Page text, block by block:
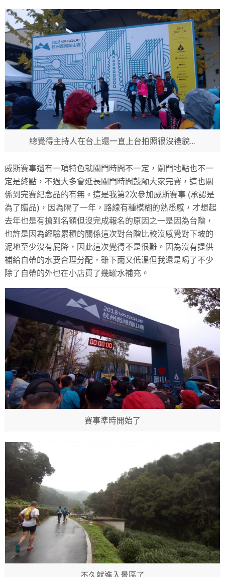
總覺得主持人在台上還一直上台拍照很沒禮貌…
威斯賽事還有一項特色就關門時間不一定，關門地點也不一
定是終點，不過大多會延長關門時間鼓勵大家完賽，這也關
係到完賽紀念品的有無。這是我第2次參加威斯賽事 (承認是
為了贈品)，因為隔了一年，路線有種模糊的熟悉感，才想起
去年也是有搶到名額但沒完成報名的原因之一是因為台階，
也許是因為經驗累積的關係這次對台階比較沒感覺對下坡的
泥地至少沒有屁降，因此這次覺得不是很難。因為沒有提供
補給自帶的水要合理分配，雖下雨又低溫但我還是喝了不少
除了自帶的外也在小店買了幾罐水補充。
賽事準時開始了
不久就進入景區了